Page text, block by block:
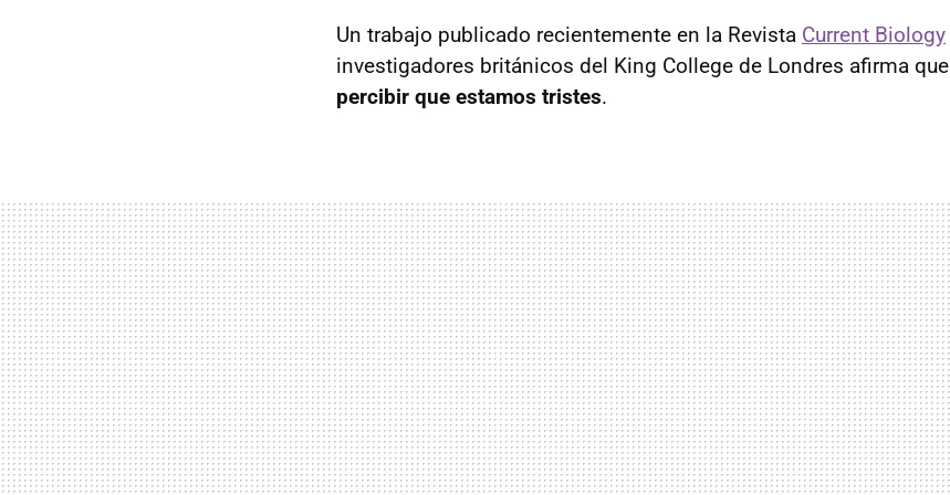
Un trabajo publicado recientemente en la Revista Current Biology
investigadores británicos del King College de Londres afirma que
percibir que estamos tristes.